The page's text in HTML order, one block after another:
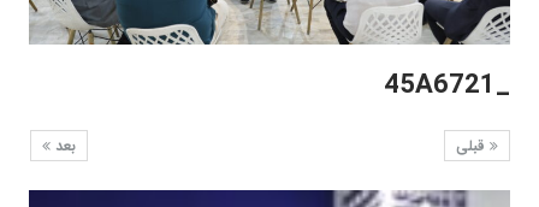
_45A6721
بعد قبلی